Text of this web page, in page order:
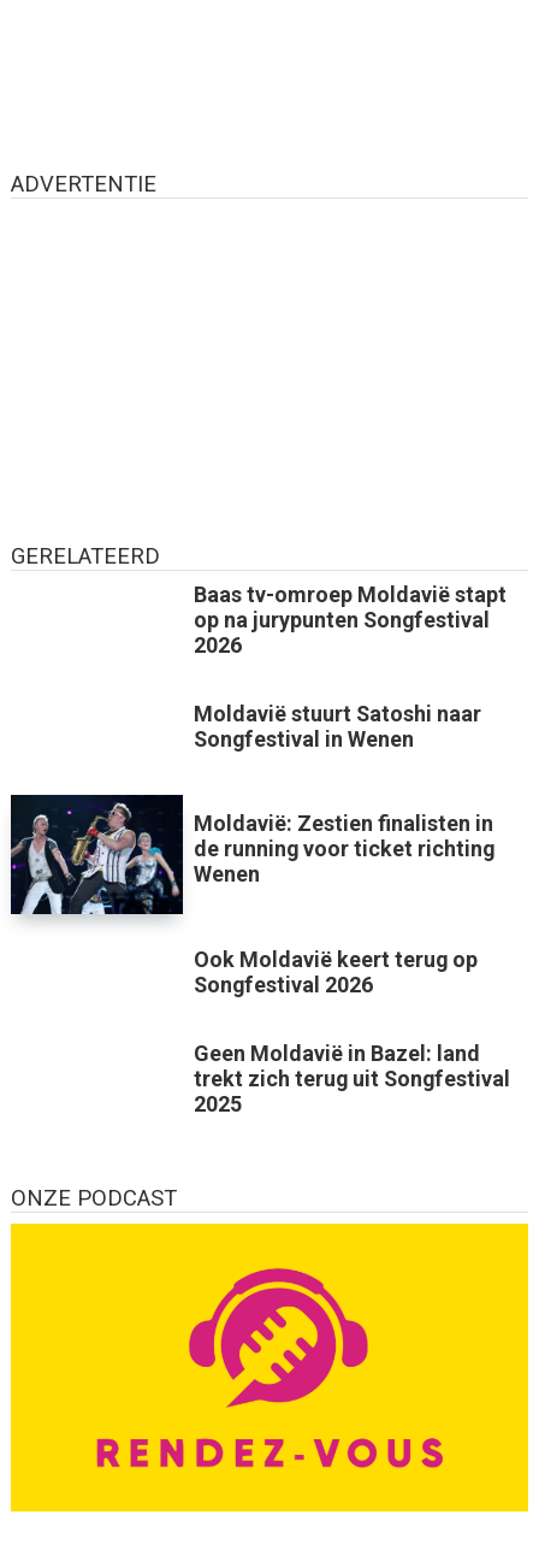
ADVERTENTIE
GERELATEERD
Baas tv-omroep Moldavië stapt
op na jurypunten Songfestival
2026
Moldavië stuurt Satoshi naar
Songfestival in Wenen
Moldavië: Zestien finalisten in
de running voor ticket richting
Wenen
Ook Moldavië keert terug op
Songfestival 2026
Geen Moldavië in Bazel: land
trekt zich terug uit Songfestival
2025
ONZE PODCAST